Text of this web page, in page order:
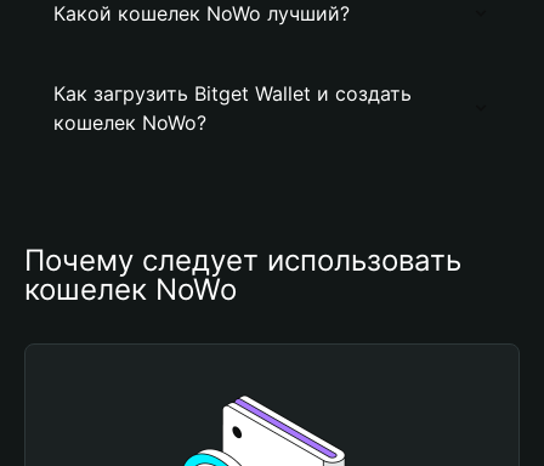
Какой кошелек NoWo лучший?
Как загрузить Bitget Wallet и создать
кошелек NoWo?
Почему следует использовать
кошелек NoWo